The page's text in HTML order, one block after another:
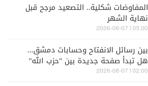
المفاوضات شكلية.. التصعيد مرجح قبل
نهاية الشهر
05:00 | 2026-08-07
بين رسائل الانفتاح وحسابات دمشق...
هل تبدأ صفحة جديدة بين "حزب الله"
وسوريا - الشرع؟
02:00 | 2026-08-07